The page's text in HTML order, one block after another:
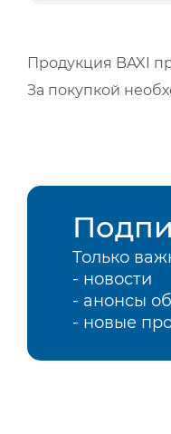
Продукция BAXI
За покупкой
Только
- новости
- анонсы
- новые